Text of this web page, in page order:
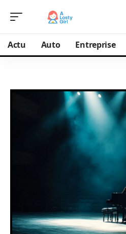
Actu Auto Entreprise